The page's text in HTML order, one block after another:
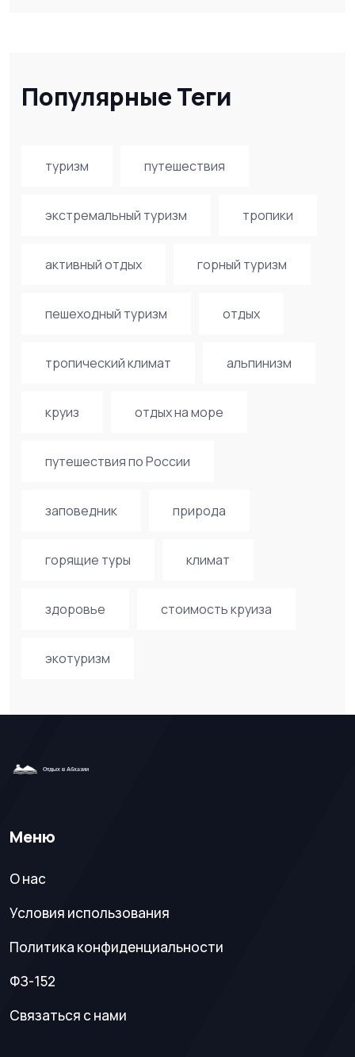
Популярные Теги
туризм путешествия
экстремальный туризм тропики
активный отдых горный туризм
пешеходный туризм отдых
тропический климат альпинизм
круиз отдых на море
путешествия по России
заповедник природа
горящие туры климат
здоровье стоимость круиза
экотуризм
Меню
О нас
Условия использования
Политика конфиденциальности
ФЗ-152
Связаться с нами